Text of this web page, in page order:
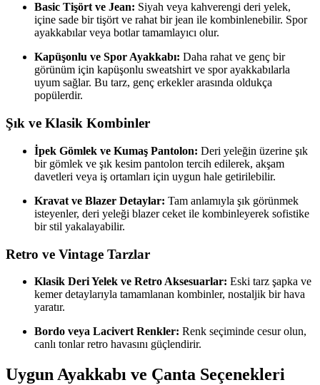
Basic Tişört ve Jean: Siyah veya kahverengi deri yelek,
içine sade bir tişört ve rahat bir jean ile kombinlenebilir. Spor
ayakkabılar veya botlar tamamlayıcı olur.
Kapüşonlu ve Spor Ayakkabı: Daha rahat ve genç bir
görünüm için kapüşonlu sweatshirt ve spor ayakkabılarla
uyum sağlar. Bu tarz, genç erkekler arasında oldukça
popülerdir.
Şık ve Klasik Kombinler
İpek Gömlek ve Kumaş Pantolon: Deri yeleğin üzerine şık
bir gömlek ve şık kesim pantolon tercih edilerek, akşam
davetleri veya iş ortamları için uygun hale getirilebilir.
Kravat ve Blazer Detaylar: Tam anlamıyla şık görünmek
isteyenler, deri yeleği blazer ceket ile kombinleyerek sofistike
bir stil yakalayabilir.
Retro ve Vintage Tarzlar
Klasik Deri Yelek ve Retro Aksesuarlar: Eski tarz şapka ve
kemer detaylarıyla tamamlanan kombinler, nostaljik bir hava
yaratır.
Bordo veya Lacivert Renkler: Renk seçiminde cesur olun,
canlı tonlar retro havasını güçlendirir.
Uygun Ayakkabı ve Çanta Seçenekleri